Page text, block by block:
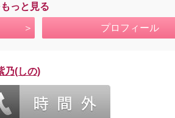
っと見る
プロフィール
乃(しの)